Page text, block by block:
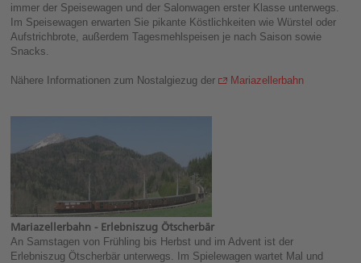
immer der Speisewagen und der Salonwagen erster Klasse unterwegs.
Im Speisewagen erwarten Sie pikante Köstlichkeiten wie Würstel oder
Aufstrichbrote, außerdem Tagesmehlspeisen je nach Saison sowie
Snacks.
Nähere Informationen zum Nostalgiezug der Mariazellerbahn
Mariazellerbahn - Erlebniszug Ötscherbär
An Samstagen von Frühling bis Herbst und im Advent ist der
Erlebniszug Ötscherbär unterwegs. Im Spielewagen wartet Mal und